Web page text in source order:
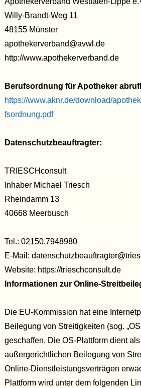
Willy-Brandt-Weg 11
48155 Münster
apothekerverband@avwl.de
http://www.apothekerverband.de
Berufsordnung für Apotheker
https://www.aknr.de/download/
fsordnung.pdf
Datenschutzbeauftragter:
TRIESCHconsult
Inhaber Michael Triesch
Rheindamm 13
40668 Meerbusch
Tel.: 02150.7948980
E-Mail:
Website: https://trieschconsult.de
Informationen zur Online-
Die EU-Kommission hat eine
Beilegung von Streitigkeiten (sog.
geschaffen. Die OS-Plattform dient
außergerichtlichen Beilegung von
Online-Dienstleistungsverträgen
Plattform wird unter dem folgenden